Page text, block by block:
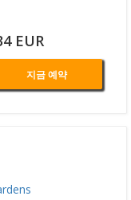
EUR
지금 예약